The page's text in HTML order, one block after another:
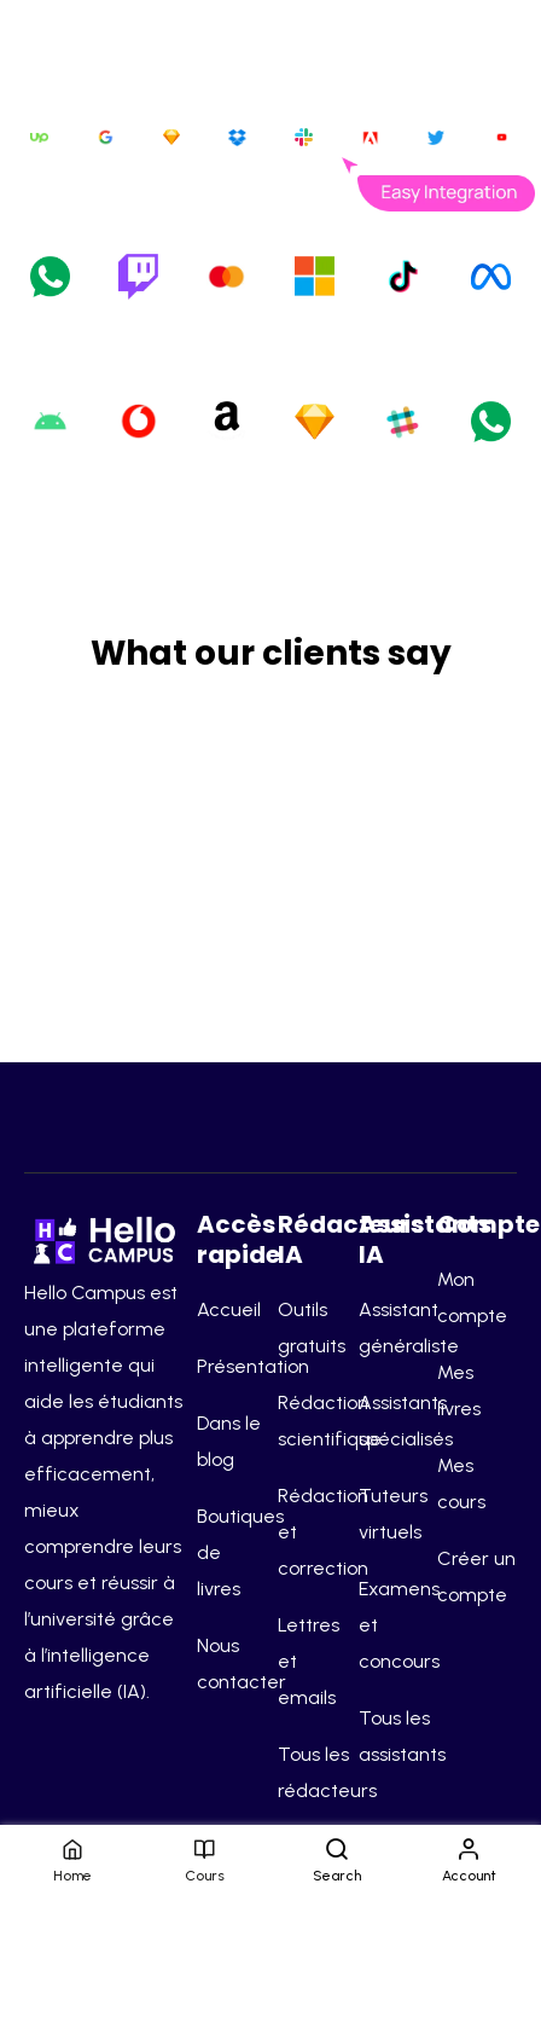
What our clients say
Hello Campus est
une plateforme
intelligente qui
aide les étudiants
à apprendre plus
efficacement,
mieux
comprendre leurs
cours et réussir à
l’université grâce
à l’intelligence
artificielle (IA).
Accès
rapide
Accueil
Présentation
Dans le
blog
Boutiques
de
livres
Nous
contacter
Rédacteurs
IA
Outils
gratuits
Rédaction
scientifique
Rédaction
et
correction
Lettres
et
emails
Tous les
rédacteurs
Assistants
IA
Assistant
généraliste
Assistants
spécialisés
Tuteurs
virtuels
Examens
et
concours
Tous les
assistants
Compte
Mon
compte
Mes
livres
Mes
cours
Créer un
compte
Home Cours Search Account